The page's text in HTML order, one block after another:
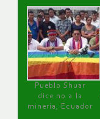
Pueblo Shuar
dice no a la
minería, Ecuador